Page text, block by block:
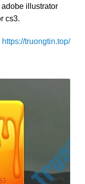
illustrator
cs3.
https://truongtin.top/